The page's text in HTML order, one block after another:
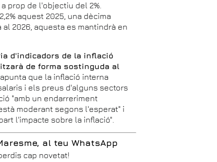
prop de l'objectiu del 2%.
aquest 2025, una dècima
2026, aquesta es mantindrà en
d'indicadors de la inflació
de forma sostinguda al
que la inflació interna
i els preus d'alguns sectors
"amb un endarreriment
moderant segons l'esperat" i
l'impacte sobre la inflació".
al teu WhatsApp
cap novetat!